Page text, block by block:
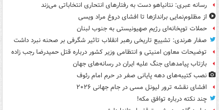
رسانه عبری: نتانیاهو دست به رفتارهای انتحاری انتخاباتی می‌زند
از مظلوم‌نمایی براندازها تا افشای دروغ مراد ویسی
حملات توپخانه‌ای رژیم صهیونیستی به جنوب لبنان
صفار هرندی: تشییع تاریخی رهبر انقلاب تاثیر شگرفی بر صحنه نبرد داشت
توضیحات معاون امنیتی و انتظامی وزیر کشور درباره قتل حمیدرضا رجب زاده
بازتاب پیامدهای جنگ علیه ایران در رسانه‌های جهان
نصب کتیبه‌های دهه پایانی صفر در حرم امام رئوف
افشای نقشه ترور لیونل مسی در جام جهانی ۲۰۲۶
چند نکته درباره توافق مکه!